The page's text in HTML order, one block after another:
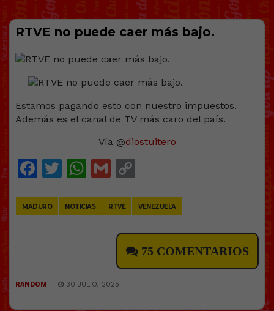
RTVE no puede caer más bajo.
Estamos pagando esto con nuestro impuestos.
Además es el canal de TV más caro del país.
Vía @diostuitero
Facebook
Twitter
WhatsApp
Gmail
MADURO NOTICIAS RTVE VENEZUELA
75 COMENTARIOS
RANDOM 30 JULIO, 2025